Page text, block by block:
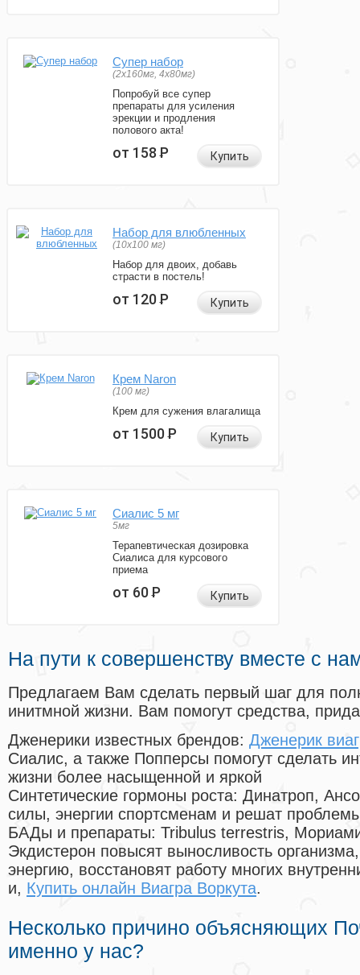
Супер набор
(2х160мг, 4х80мг)
Попробуй все супер
препараты для усиления
эрекции и продления
полового акта!
от 158Р Купить
Набор для влюбленных
(10х100 мг)
Набор для двоих, добавь
страсти в постель!
от 120Р Купить
Крем Naron
(100 мг)
Крем для сужения влагалища
от 1500Р Купить
Сиалис 5 мг
5мг
Терапевтическая дозировка
Сиалиса для курсового
приема
от 60Р Купить
На пути к совершенству вместе с
Предлагаем Вам сделать первый шаг для
инитмной жизни. Вам помогут средства,
Дженерики известных брендов: Дженерик
Сиалис, а также Попперсы помогут сделать
жизни более насыщенной и яркой
Синтетические гормоны роста: Динатроп,
силы, энергии спортсменам и решат
БАДы и препараты: Tribulus terrestris,
Экдистерон повысят выносливость
энергию, восстановят работу многих
и, Купить онлайн Виагра Воркута.
Несколько причино объясняющих
именно у нас?